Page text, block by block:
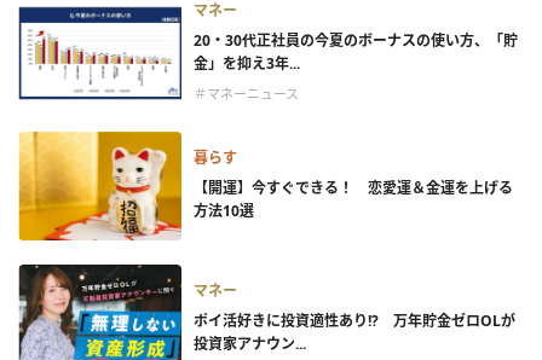
マネー
20・30代正社員の今夏のボーナスの使い方、「貯
金」を抑え3年...
＃マネーニュース
暮らす
【開運】今すぐできる！ 恋愛運＆金運を上げる
方法10選
マネー
ポイ活好きに投資適性あり!? 万年貯金ゼロOLが
投資家アナウン...